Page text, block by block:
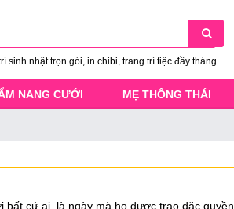
sinh nhật trọn gói, in chibi, trang trí tiệc đầy tháng...
NANG CƯỚI MẸ THÔNG THÁI
cứ ai, là ngày mà họ được trao đặc quyền